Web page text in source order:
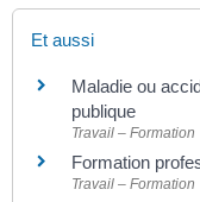
Et aussi
Maladie ou
publique
Travail – Formation
Formation
Travail – Formation